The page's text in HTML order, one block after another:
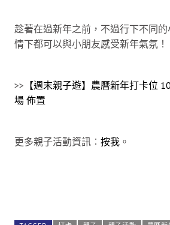
趁著在過新年之前，不過行下不同
情下都可以與小朋友感受新年氣氛！
>> 【週末親子遊】農曆新年打卡位
場 佈置
更多親子活動資訊︰ 按我 。